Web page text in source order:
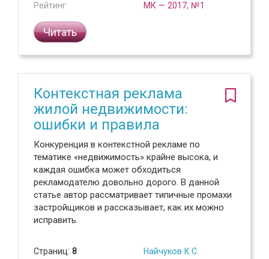
Рейтинг:
МК — 2017, №1
Читать
Контекстная реклама
жилой недвижимости:
ошибки и правила
Конкуренция в контекстной рекламе по
тематике «недвижимость» крайне высока, и
каждая ошибка может обходиться
рекламодателю довольно дорого. В данной
статье автор рассматривает типичные промахи
застройщиков и рассказывает, как их можно
исправить.
Страниц: 8
Найчуков К.С.